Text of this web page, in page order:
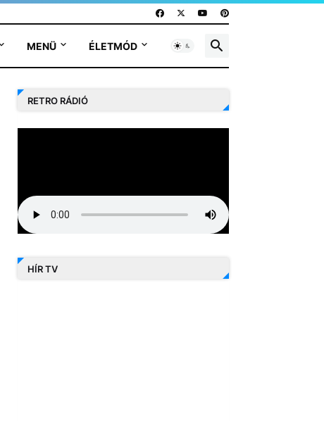
MENÜ ÉLETMÓD
RETRO RÁDIÓ
HÍR TV